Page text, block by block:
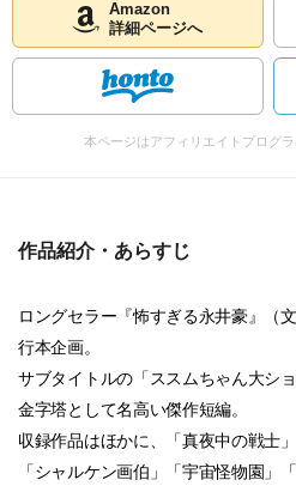
Amazon
詳細ページへ
本ページはアフィリエイトプログ
作品紹介・あらすじ
ロングセラー『怖すぎる永井豪』（
行本企画。
サブタイトルの「ススムちゃん大シ
金字塔として名高い傑作短編。
収録作品はほかに、「真夜中の戦士
「シャルケン画伯」「宇宙怪物園」